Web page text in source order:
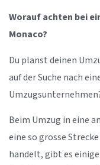
Worauf achten bei
Monaco?
Du planst deinen
auf der Suche nach
Beim Umzug in eine
eine so grosse
handelt, gibt es